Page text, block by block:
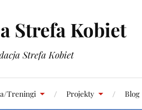
Strefa Kobiet
Strefa Kobiet
Treningi Projekty Blog